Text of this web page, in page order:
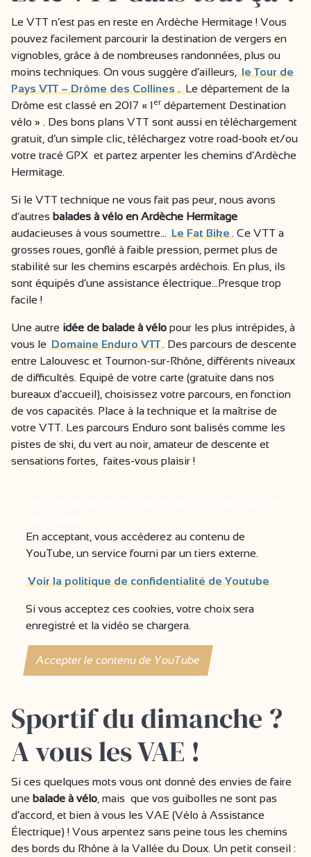
Le VTT n’est pas en reste en Ardèche Hermitage ! Vous
pouvez facilement parcourir la destination de vergers en
vignobles, grâce à de nombreuses randonnées, plus ou
moins techniques. On vous suggère d’ailleurs,
le Tour de
Pays VTT – Drôme des Collines . Le département de la
Drôme est classé en 2017 « 1er département Destination
vélo » . Des bons plans VTT sont aussi en téléchargement
gratuit, d’un simple clic, téléchargez votre road-book et/ou
votre tracé GPX et partez arpenter les chemins d’Ardèche
Hermitage.
Si le VTT technique ne vous fait pas peur, nous avons
d’autres balades à vélo en Ardèche Hermitage
audacieuses à vous soumettre… Le Fat Bike . Ce VTT a
grosses roues, gonflé à faible pression, permet plus de
stabilité sur les chemins escarpés ardéchois. En plus, ils
sont équipés d’une assistance électrique…Presque trop
facile !
Une autre idée de balade à vélo pour les plus intrépides, à
vous le Domaine Enduro VTT . Des parcours de descente
entre Lalouvesc et Tournon-sur-Rhône, différents niveaux
de difficultés. Equipé de votre carte (gratuite dans nos
bureaux d’accueil), choisissez votre parcours, en fonction
de vos capacités. Place à la technique et la maîtrise de
votre VTT. Les parcours Enduro sont balisés comme les
pistes de ski, du vert au noir, amateur de descente et
sensations fortes, faites-vous plaisir !
En acceptant, vous accéderez au contenu de
YouTube, un service fourni par un tiers externe.
Voir la politique de confidentialité de Youtube
Si vous acceptez ces cookies, votre choix sera
enregistré et la vidéo se chargera.
Accepter le contenu de YouTube
Sportif du dimanche ?
A vous les VAE !
Si ces quelques mots vous ont donné des envies de faire
une balade à vélo , mais que vos guibolles ne sont pas
d’accord, et bien à vous les VAE (Vélo à Assistance
Électrique) ! Vous arpentez sans peine tous les chemins
des bords du Rhône à la Vallée du Doux. Un petit conseil :